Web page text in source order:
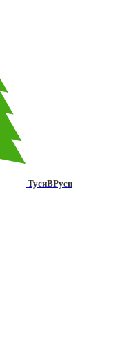
ТусиВРуси